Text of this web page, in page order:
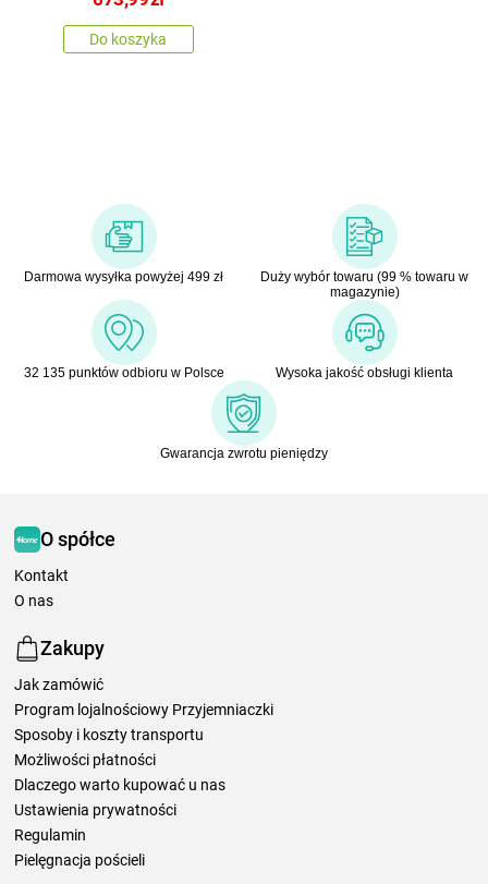
Do koszyka
Darmowa wysyłka powyżej 499 zł
Duży wybór towaru (99 % towaru w
magazynie)
32 135 punktów odbioru w Polsce Wysoka jakość obsługi klienta
Gwarancja zwrotu pieniędzy
O spółce
Kontakt
O nas
Zakupy
Jak zamówić
Program lojalnościowy Przyjemniaczki
Sposoby i koszty transportu
Możliwości płatności
Dlaczego warto kupować u nas
Ustawienia prywatności
Regulamin
Pielęgnacja pościeli